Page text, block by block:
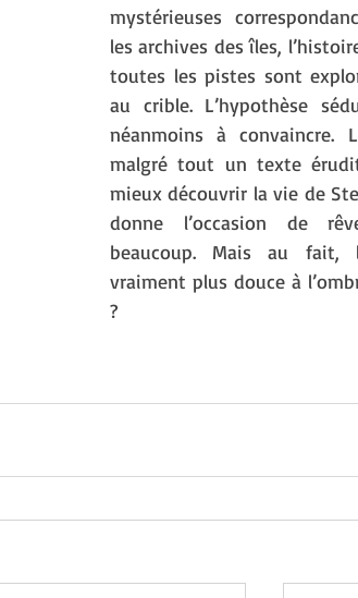
mystérieuses
les archives des îles,
toutes les pistes sont
au crible. L’hypothèse
néanmoins à convaincre.
malgré tout un texte
mieux découvrir la vie de
donne l’occasion de
beaucoup. Mais au fait,
vraiment plus douce à
?